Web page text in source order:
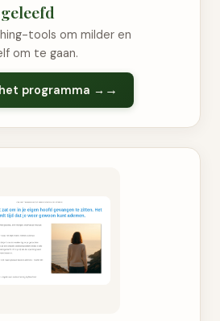
tools om milder en
om te gaan.
programma →